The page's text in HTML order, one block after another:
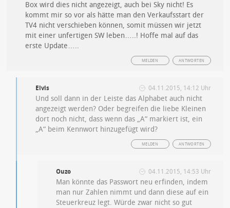
Box wird dies nicht angezeigt, auch bei Sky nicht! Es
kommt mir so vor als hätte man den Verkaufsstart der
TV4 nicht verschieben können, somit müssen wir jetzt
mit einer unfertigen SW leben…..! Hoffe mal auf das
erste Update…..
ANTWORTEN
MELDEN
Elvis 04.11.2015, 14:12 Uhr
Und soll dann in der Leiste das Alphabet auch nicht
angezeigt werden? Oder begreifen die liebe Kleinen
dort noch nicht, dass wenn das „A“ markiert ist, ein
„A“ beim Kennwort hinzugefügt wird?
ANTWORTEN
MELDEN
Ouzo 04.11.2015, 14:53 Uhr
Man könnte das Passwort neu erfinden, indem
man nur Zahlen nimmt und dann diese auf ein
Steuerkreuz legt. Würde zwar nicht so gut